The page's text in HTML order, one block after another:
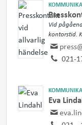
Vid
kontorstid.
021-
Eva